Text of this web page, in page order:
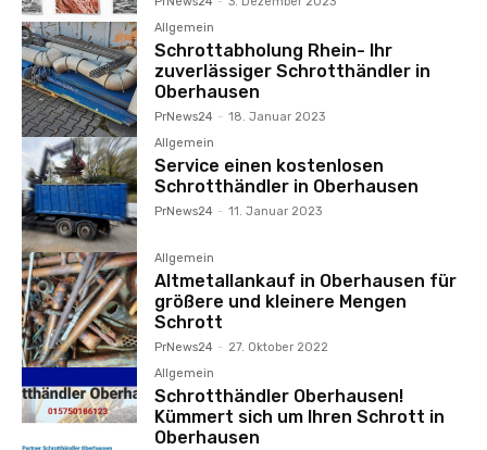
Allgemein
Schrottabholung Rhein- Ihr
zuverlässiger Schrotthändler in
Oberhausen
PrNews24 - 18. Januar 2023
Allgemein
Service einen kostenlosen
Schrotthändler in Oberhausen
PrNews24 - 11. Januar 2023
Allgemein
Altmetallankauf in Oberhausen für
größere und kleinere Mengen
Schrott
PrNews24 - 27. Oktober 2022
Allgemein
Schrotthändler Oberhausen!
Kümmert sich um Ihren Schrott in
Oberhausen